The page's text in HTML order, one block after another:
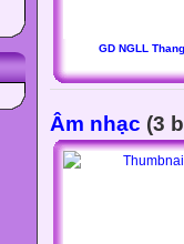
GD NGLL
Âm nhạc (3